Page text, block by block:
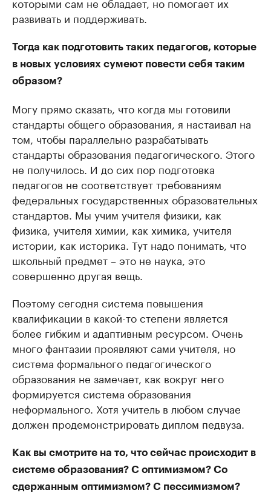
развивать и поддерживать.
Тогда как подготовить таких педагогов, которые
в новых условиях сумеют повести себя таким
образом?
Могу прямо сказать, что когда мы готовили
стандарты общего образования, я настаивал на
том, чтобы параллельно разрабатывать
стандарты образования педагогического. Этого
не получилось. И до сих пор подготовка
педагогов не соответствует требованиям
федеральных государственных образовательных
стандартов. Мы учим учителя физики, как
физика, учителя химии, как химика, учителя
истории, как историка. Тут надо понимать, что
школьный предмет – это не наука, это
совершенно другая вещь.
Поэтому сегодня система повышения
квалификации в какой-то степени является
более гибким и адаптивным ресурсом. Очень
много фантазии проявляют сами учителя, но
система формального педагогического
образования не замечает, как вокруг него
формируется система образования
неформального. Хотя учитель в любом случае
должен продемонстрировать диплом педвуза.
Как вы смотрите на то, что сейчас происходит в
системе образования? С оптимизмом? Со
сдержанным оптимизмом? С пессимизмом?